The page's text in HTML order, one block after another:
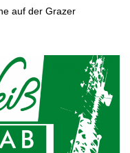
auf der Grazer